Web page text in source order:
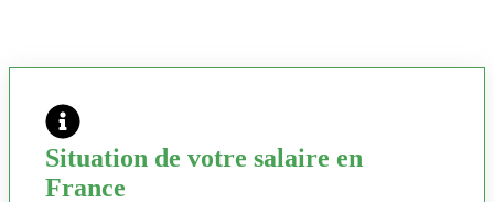
Situation de votre salaire en
France